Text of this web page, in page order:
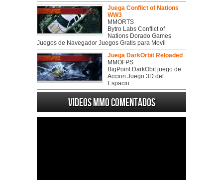
Juega Conflict of Nations
WW3
MMORTS
Bytro Labs Conflict of
Nations Dorado Games
Juegos de Navegador Juegos Gratis para Movil
Juega DarkOrbit Reloaded
MMOFPS
BigPoint DarkObit juego de
Accion Juego 3D del
Espacio
Videos MMO Comentados